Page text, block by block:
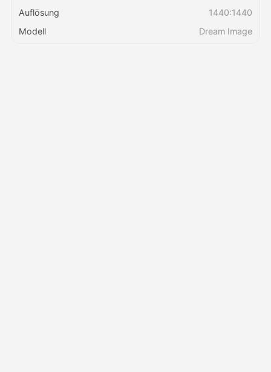
Preise
Auflösung
1440:1440
Modell
Dream Image